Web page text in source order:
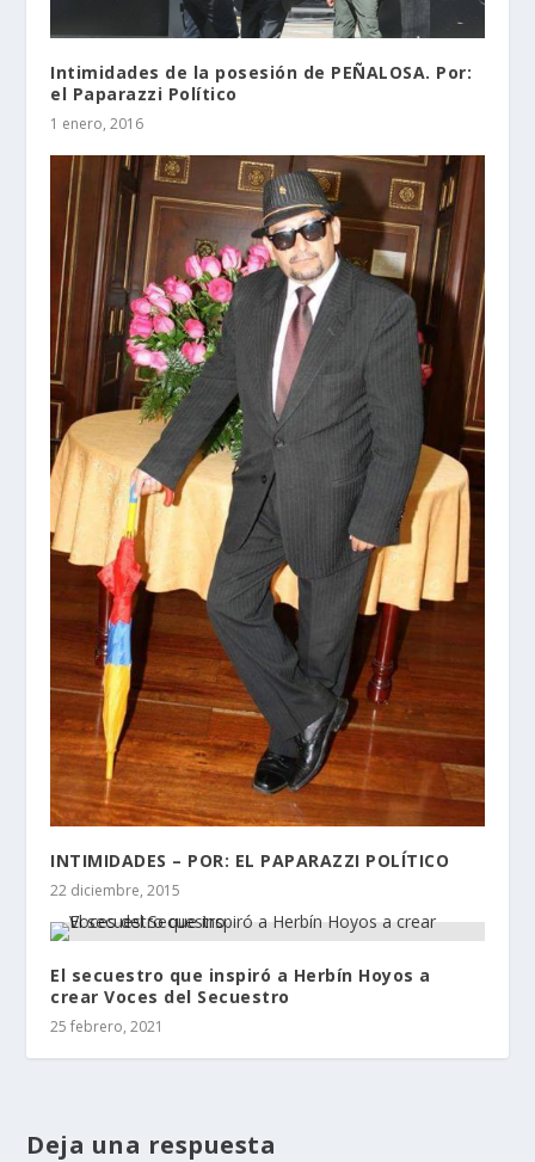
Intimidades de la posesión de PEÑALOSA. Por:
el Paparazzi Político
1 enero, 2016
INTIMIDADES – POR: EL PAPARAZZI POLÍTICO
22 diciembre, 2015
El secuestro que inspiró a Herbín Hoyos a
crear Voces del Secuestro
25 febrero, 2021
Deja una respuesta